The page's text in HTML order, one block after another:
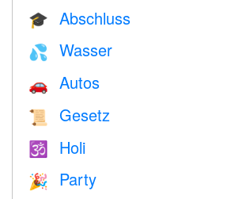
🎓 Abschluss
💦 Wasser
🚗 Autos
📜 Gesetz
🕉 Holi
🎉 Party